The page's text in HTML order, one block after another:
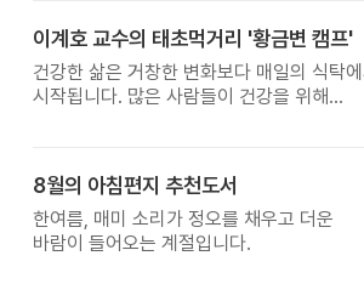
이계호 교수의 태초먹거리 '황금변 캠프'
건강한 삶은 거창한 변화보다 매일의 식탁에
시작됩니다. 많은 사람들이 건강을 위해
받은 이계호 교수와 함께하는 태초먹거리
황금변 캠프
8월의 아침편지 추천도서
한여름, 매미 소리가 정오를 채우고 더운
바람이 들어오는 계절입니다.